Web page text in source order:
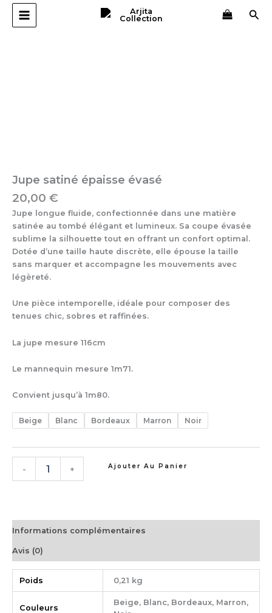
Aller
Jupe satiné épaisse évasé
20,00 €
Jupe longue fluide, confectionnée dans une matière
satinée au tombé élégant et lumineux. Sa coupe évasée
sublime la silhouette tout en offrant un confort optimal.
Dotée d’une taille haute discrète, elle épouse la taille
sans marquer et accompagne les mouvements avec
légèreté.
Une pièce intemporelle, idéale pour composer des
tenues chic, sobres et raffinées.
La jupe mesure 116cm
Le mannequin mesure 1m71.
Convient jusqu’à 1m80.
Beige Blanc Bordeaux Marron Noir
- + Ajouter Au Panier
Informations complémentaires
Avis (0)
Poids 0,21 kg
Couleurs
Beige, Blanc, Bordeaux, Marron,